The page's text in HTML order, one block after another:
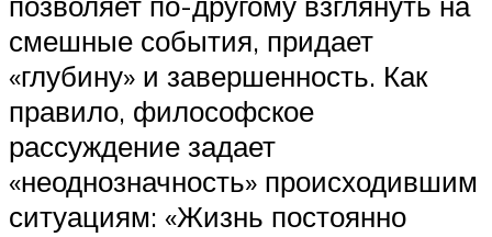
смешные события, придает
«глубину» и завершенность. Как
правило, философское
рассуждение задает
«неоднозначность» происходившим
ситуациям: «Жизнь постоянно